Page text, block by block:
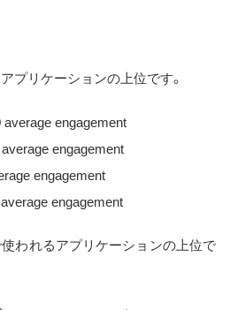
プリケーションの上位です。
engagement
engagement
engagement
engagement
使われるアプリケーションの上位で